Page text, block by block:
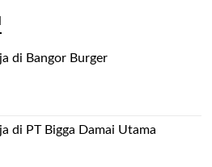
di Bangor Burger
di PT Bigga Damai Utama